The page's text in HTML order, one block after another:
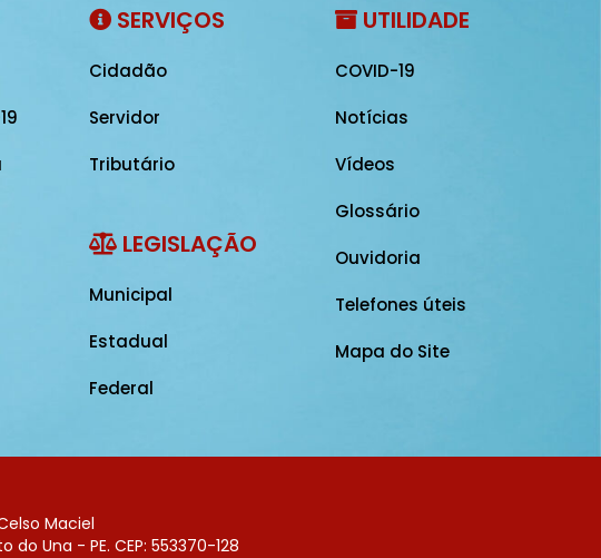
SERVIÇOS
Cidadão
Servidor
Tributário
LEGISLAÇÃO
Municipal
Estadual
Federal
UTILIDADE
COVID-19
Notícias
Vídeos
Glossário
Ouvidoria
Telefones úteis
Mapa do Site
Maciel
do Una - PE. CEP: 553370-128